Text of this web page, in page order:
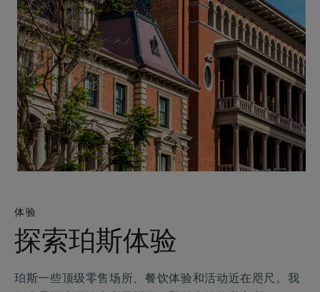
体验
探索珀斯体验
珀斯一些顶级零售场所、餐饮体验和活动近在咫尺。我